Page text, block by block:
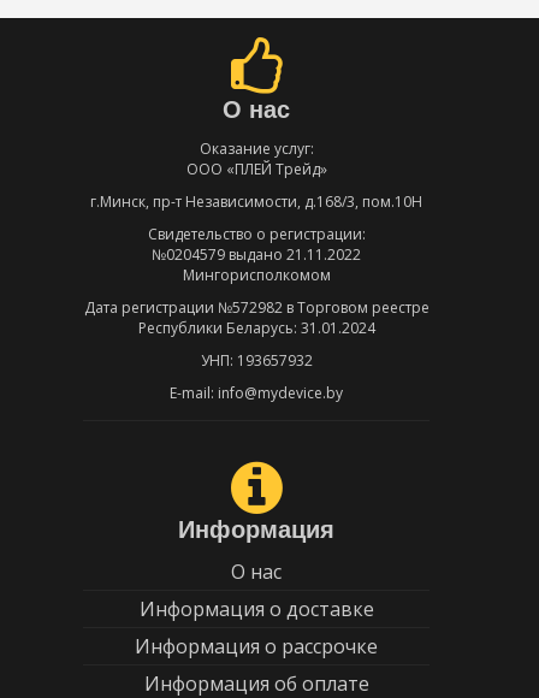
О нас
Оказание услуг:
ООО «ПЛЕЙ Трейд»
г.Минск, пр-т Независимости, д.168/3, пом.10Н
Свидетельство о регистрации:
№0204579 выдано 21.11.2022
Мингорисполкомом
Дата регистрации №572982 в Торговом реестре
Республики Беларусь: 31.01.2024
УНП: 193657932
E-mail: info@mydevice.by
Информация
О нас
Информация о доставке
Информация о рассрочке
Информация об оплате